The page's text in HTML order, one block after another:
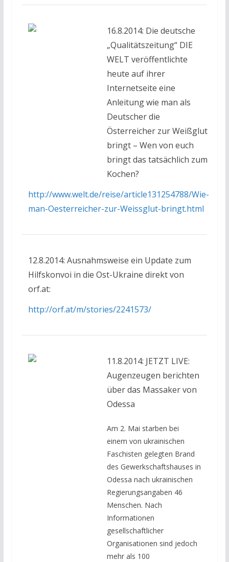
16.8.2014: Die deutsche
„Qualitätszeitung“ DIE
WELT veröffentlichte
heute auf ihrer
Internetseite eine
Anleitung wie man als
Deutscher die
Österreicher zur Weißglut
bringt – Wen von euch
bringt das tatsächlich zum
Kochen?
http://www.welt.de/reise/article131254788/Wie-
man-Oesterreicher-zur-Weissglut-bringt.html
12.8.2014: Ausnahmsweise ein Update zum
Hilfskonvoi in die Ost-Ukraine direkt von
orf.at:
http://orf.at/m/stories/2241573/
11.8.2014: JETZT LIVE:
Augenzeugen berichten
über das Massaker von
Odessa
Am 2. Mai starben bei
einem von ukrainischen
Faschisten gelegten Brand
des Gewerkschaftshauses in
Odessa nach ukrainischen
Regierungsangaben 46
Menschen. Nach
Informationen
gesellschaftlicher
Organisationen sind jedoch
mehr als 100